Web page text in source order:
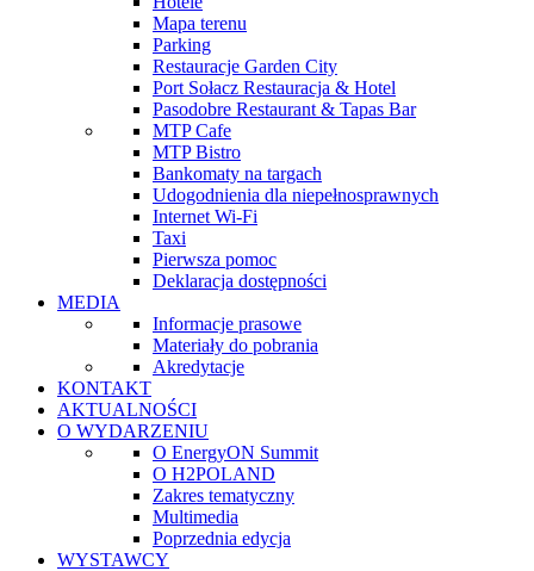
Mapa terenu
Parking
Restauracje Garden City
Port Sołacz Restauracja & Hotel
Pasodobre Restaurant & Tapas Bar
MTP Cafe
MTP Bistro
Bankomaty na targach
Udogodnienia dla niepełnosprawnych
Internet Wi-Fi
Taxi
Pierwsza pomoc
Deklaracja dostępności
MEDIA
Informacje prasowe
Materiały do pobrania
Akredytacje
KONTAKT
AKTUALNOŚCI
O WYDARZENIU
O EnergyON Summit
O H2POLAND
Zakres tematyczny
Multimedia
Poprzednia edycja
WYSTAWCY